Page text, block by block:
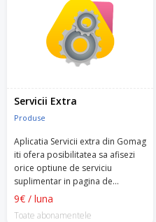
Servicii Extra
Produse
Aplicatia Servicii extra din Gomag
iti ofera posibilitatea sa afisezi
orice optiune de serviciu
suplimentar in pagina de
finalizare comanda a
9€ / luna
Toate abonamentele